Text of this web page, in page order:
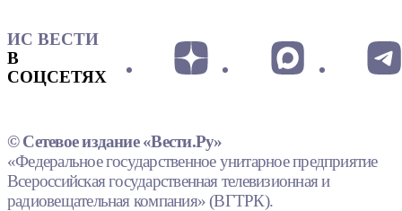
ИС ВЕСТИ
В
СОЦСЕТЯХ
© Сетевое издание «Вести.Ру»
«Федеральное государственное унитарное предприятие
Всероссийская государственная телевизионная и
радиовещательная компания» (ВГТРК).